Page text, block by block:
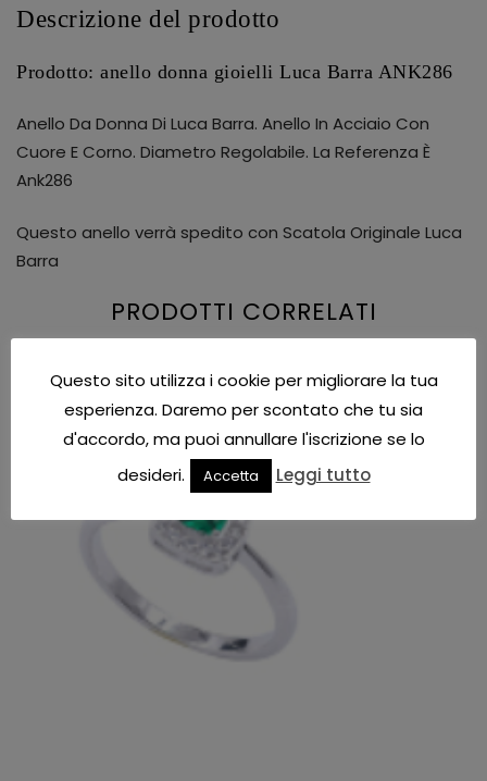
Descrizione del prodotto
Prodotto: anello donna gioielli Luca Barra ANK286
Anello Da Donna Di Luca Barra. Anello In Acciaio Con
Cuore E Corno. Diametro Regolabile. La Referenza È
Ank286
Questo anello verrà spedito con Scatola Originale Luca
Barra
PRODOTTI CORRELATI
Questo sito utilizza i cookie per migliorare la tua
esperienza. Daremo per scontato che tu sia
d'accordo, ma puoi annullare l'iscrizione se lo
desideri.
Accetta Leggi tutto